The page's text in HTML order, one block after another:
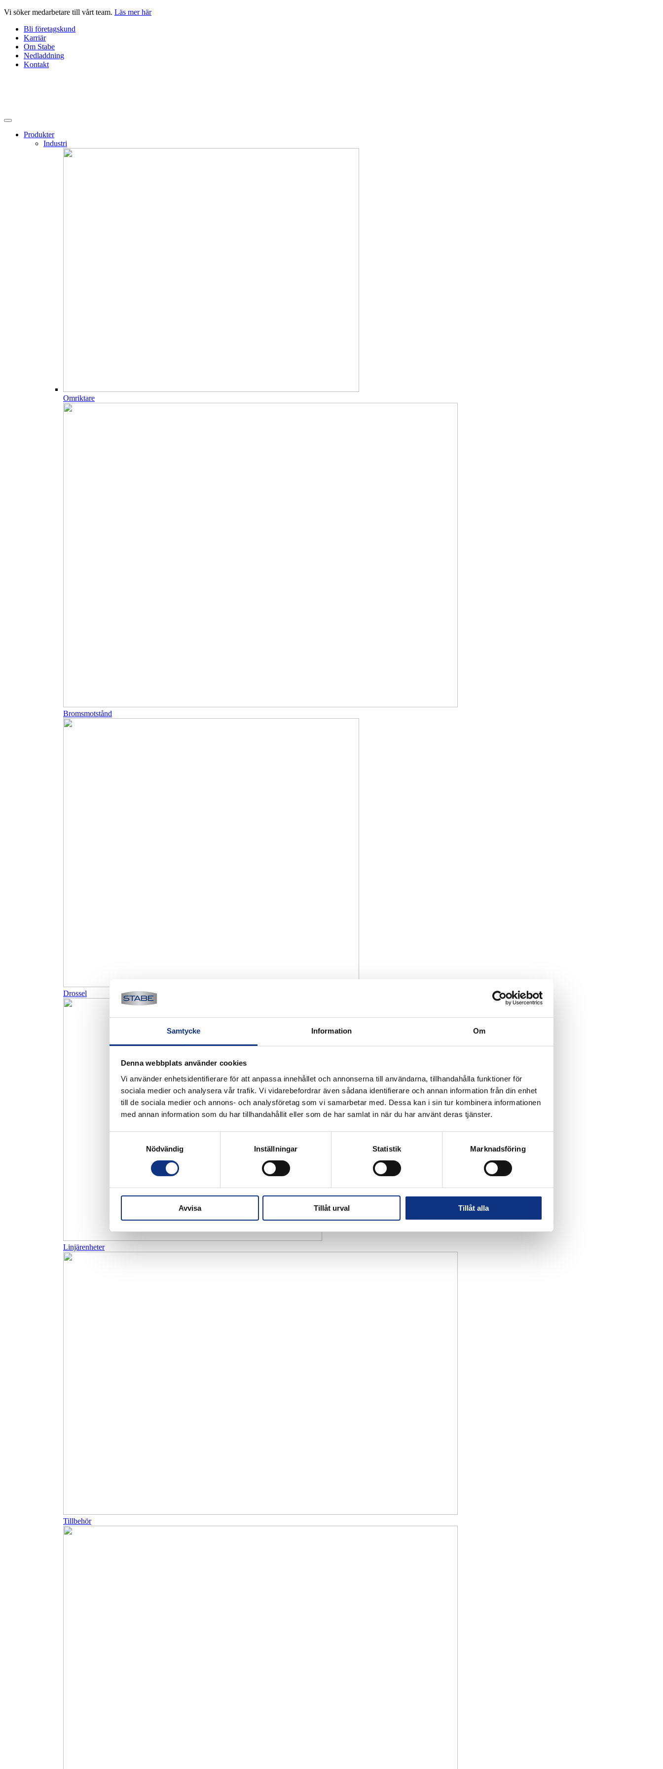
Samtycke Information Om
Denna webbplats använder cookies
Vi använder enhetsidentifierare för att anpassa innehållet och annonserna till användarna, tillhandahålla funktioner för
sociala medier och analysera vår trafik. Vi vidarebefordrar även sådana identifierare och annan information från din enhet
till de sociala medier och annons- och analysföretag som vi samarbetar med. Dessa kan i sin tur kombinera informationen
med annan information som du har tillhandahållit eller som de har samlat in när du har använt deras tjänster.
Nödvändig
Inställningar Statistik Marknadsföring
Avvisa Tillåt urval Tillåt alla
Hoppa
innehåll
Vi söker medarbetare till vårt team. Läs mer här
Bli företagskund
Karriär
Om Stabe
Nedladdning
Kontakt
Produkter
Industri
Omriktare
Bromsmotstånd
Drossel
Linjärenheter
Tillbehör